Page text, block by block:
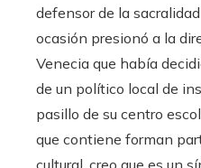
defensor de la
ocasión presionó a la
Venecia que había
de un político local de
pasillo de su centro
que contiene forman